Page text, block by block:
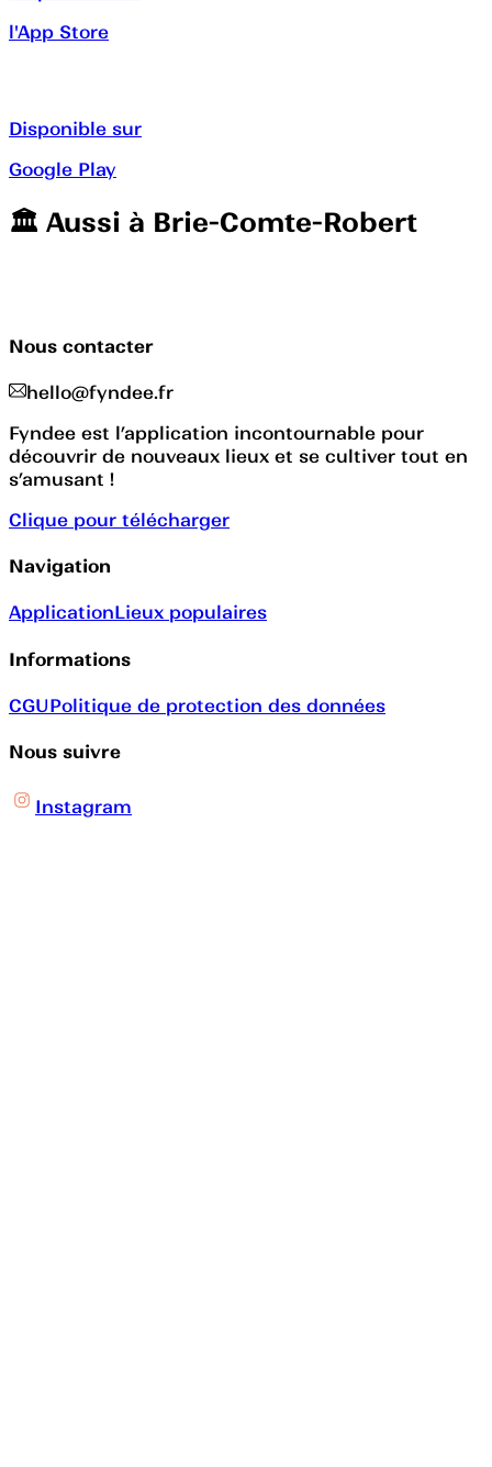
l'App Store
Disponible sur
Google Play
🏛️️ Aussi à Brie-Comte-Robert
Nous contacter
hello@fyndee.fr
Fyndee est l’application incontournable pour
découvrir de nouveaux lieux et se cultiver tout en
s’amusant !
Clique pour télécharger
Navigation
ApplicationLieux populaires
Informations
CGUPolitique de protection des données
Nous suivre
Instagram